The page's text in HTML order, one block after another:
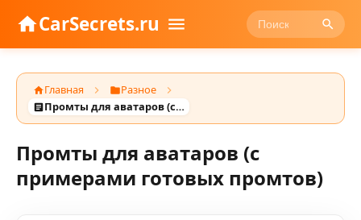
CarSecrets.ru
Главная
Разное
Промты для аватаров (с примерами готовых промтов)
Промты для аватаров (с
примерами готовых промтов)